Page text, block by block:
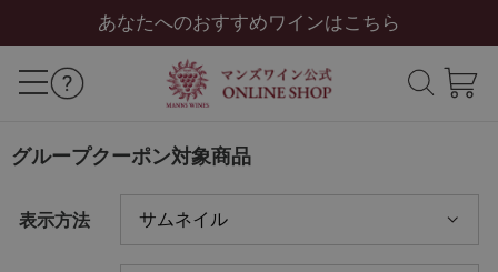
あなたへのおすすめワインはこちら
グループクーポン対象商品
表示方法